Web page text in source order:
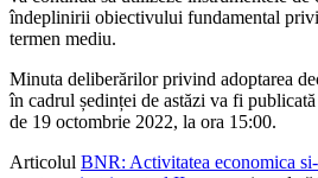
îndeplinirii obiectivului fundamental
termen mediu.
Minuta deliberărilor privind adoptarea
în cadrul ședinței de astăzi va fi
de 19 octombrie 2022, la ora 15:00.
Articolul BNR: Activitatea economica